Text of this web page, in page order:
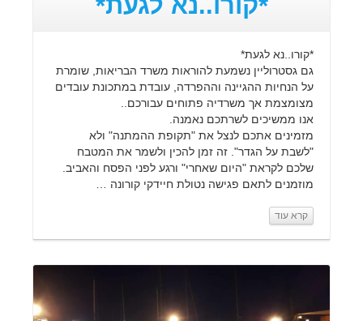
*קורו..נא לגעת*
גם גסטרוליין נשמעת להוראות משרד הבריאות, שומרת
על הנחיות ההגיינה וההפרדה, עובדת במתכונת עובדים
מצומצמת אך משרדיה פתוחים עבורכם..
אנו ממשיכים לשרתכם נאמנה.
מזמינים אתכם לנצל את "תקופת ההמתנה" ולא
"לשבת על הגדר". זה זמן להכין ולשמר את המטבח
שלכם לקראת "היום שאחרי" ורגע לפני הפסח והאביב.
מוזמנים לתאם פגישה נטולת חיידקי קורונה …
קרא עוד